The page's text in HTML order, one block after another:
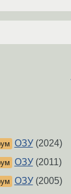
ОЗУ(2024)
ОЗУ(2011)
ОЗУ(2005)